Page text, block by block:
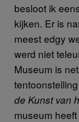
besloot ik
kijken. Er is
meest edgy
werd niet
Museum is
tentoonstelling
de Kunst van
museum